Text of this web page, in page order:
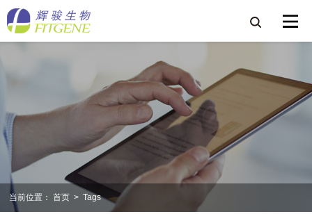
当前位置： 首页 > Tags